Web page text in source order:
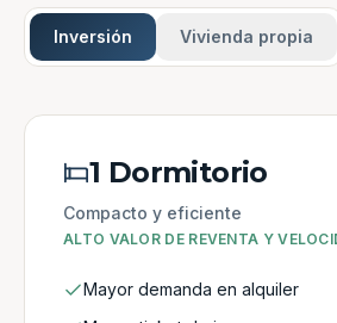
Inversión Vivienda propia
1 Dormitorio
Compacto y eficiente
ALTO VALOR DE REVENTA Y
Mayor demanda en alquiler